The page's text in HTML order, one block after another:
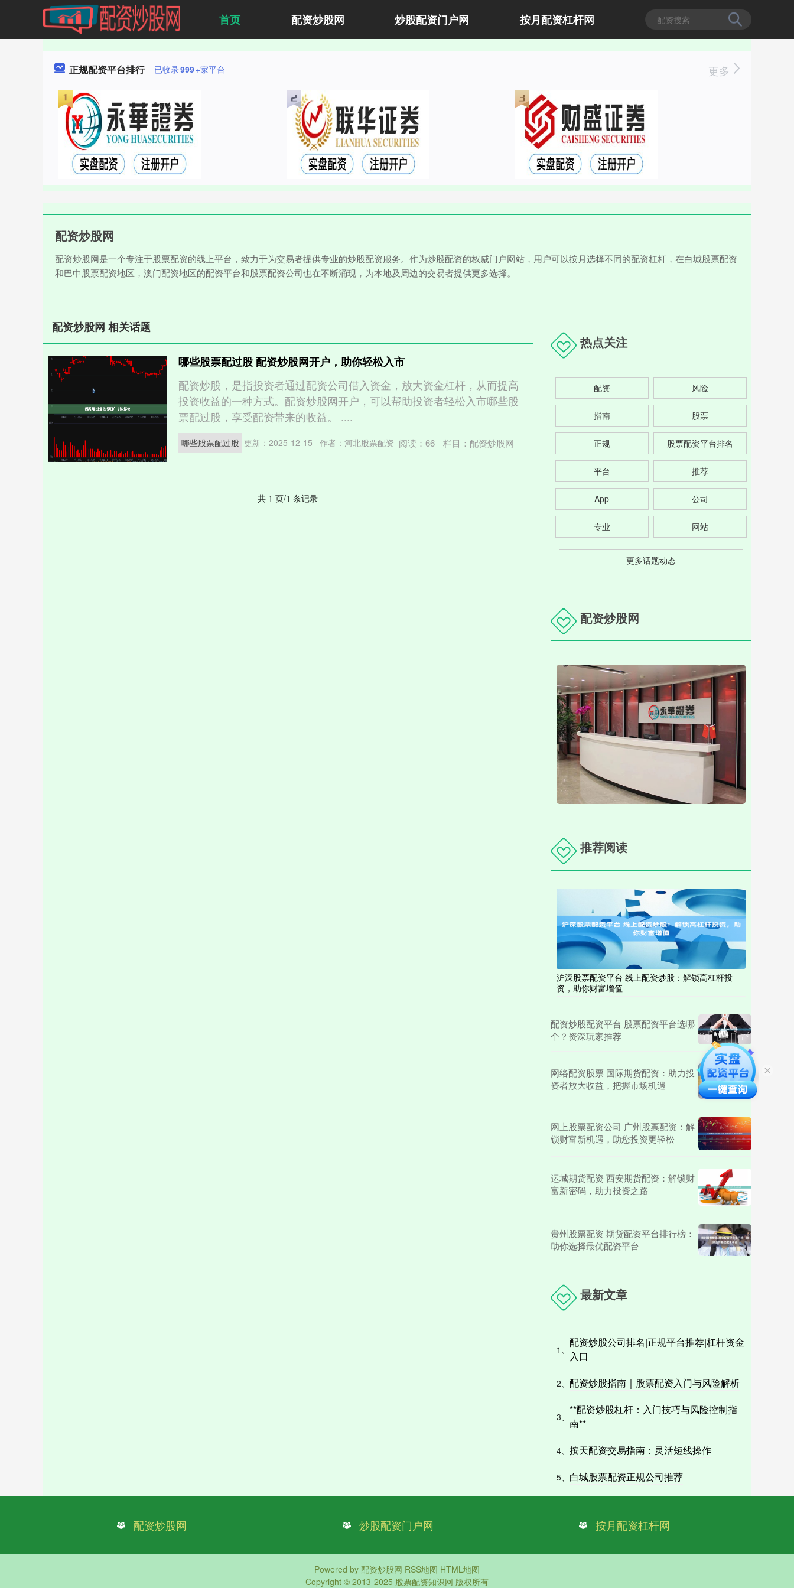
首页 配资炒股网 炒股配资门户网 按月配资杠杆网
正规配资平台排行 已收录999+家平台 更多
配资炒股网
配资炒股网是一个专注于股票配资的线上平台，致力于为交易者提供专业的炒股配资服务。作为炒股配资的权威门户网站，用户可以按月选择不同的配资杠杆，在白城股票配资
和巴中股票配资地区，澳门配资地区的配资平台和股票配资公司也在不断涌现，为本地及周边的交易者提供更多选择。
配资炒股网 相关话题
哪些股票配过股 配资炒股网开户，助你轻松入市
配资炒股，是指投资者通过配资公司借入资金，放大资金杠杆，从而提高
投资收益的一种方式。配资炒股网开户，可以帮助投资者轻松入市哪些股
票配过股，享受配资带来的收益。 ....
哪些股票配过股 更新：2025-12-15 作者：河北股票配资 阅读： 66 栏目： 配资炒股网
共 1 页/1 条记录
热点关注
配资 风险
指南 股票
正规 股票配资平台排名
平台 推荐
App 公司
专业 网站
更多话题动态
配资炒股网
推荐阅读
沪深股票配资平台 线上配资炒股：解锁高杠杆投
资，助你财富增值
配资炒股配资平台 股票配资平台选哪
个？资深玩家推荐
网络配资股票 国际期货配资：助力投
资者放大收益，把握市场机遇
网上股票配资公司 广州股票配资：解
锁财富新机遇，助您投资更轻松
运城期货配资 西安期货配资：解锁财
富新密码，助力投资之路
贵州股票配资 期货配资平台排行榜：
助你选择最优配资平台
最新文章
1、
配资炒股公司排名|正规平台推荐|杠杆资金
入口
2、 配资炒股指南｜股票配资入门与风险解析
3、
**配资炒股杠杆：入门技巧与风险控制指
南**
4、 按天配资交易指南：灵活短线操作
5、 白城股票配资正规公司推荐
配资炒股网 炒股配资门户网 按月配资杠杆网
Powered by 配资炒股网 RSS地图 HTML地图
Copyright © 2013-2025 股票配资知识网 版权所有